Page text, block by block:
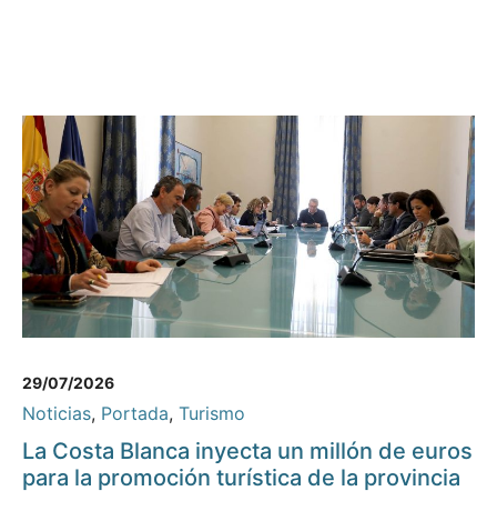
29/07/2026
Noticias, Portada, Turismo
La Costa Blanca inyecta un millón de euros
para la promoción turística de la provincia